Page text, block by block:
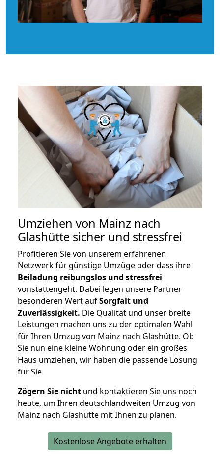
Umziehen von Mainz nach
Glashütte sicher und stressfrei
Profitieren Sie von unserem erfahrenen
Netzwerk für günstige Umzüge oder dass ihre
Beiladung reibungslos und stressfrei
vonstattengeht. Dabei legen unsere Partner
besonderen Wert aufSorgfalt und
Zuverlässigkeit. Die Qualität und unser breite
Leistungen machen uns zu der optimalen Wahl
für Ihren Umzug von Mainz nach Glashütte. Ob
Sie nun eine kleine Wohnung oder ein großes
Haus umziehen, wir haben die passende Lösung
für Sie.
Zögern Sie nicht und kontaktieren Sie uns noch
heute, um Ihren deutschlandweiten Umzug von
Mainz nach Glashütte mit Ihnen zu planen.
Kostenlose Angebote erhalten